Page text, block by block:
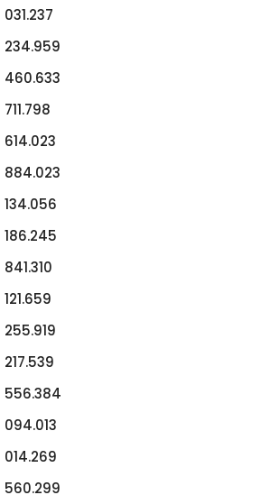
031.237
234.959
460.633
711.798
614.023
884.023
134.056
186.245
841.310
121.659
255.919
217.539
556.384
094.013
014.269
560.299